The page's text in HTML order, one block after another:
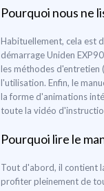
Pourquoi nous ne
Habituellement, cela est
démarrage Uniden
les méthodes d'entretien
l'utilisation. Enfin, le
la forme d'animations
toute la vidéo
Pourquoi lire le
Tout d'abord, il contient
profiter pleinement de